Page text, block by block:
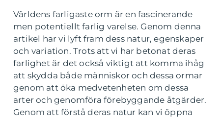
Världens farligaste orm är en fascinerande
men potentiellt farlig varelse. Genom denna
artikel har vi lyft fram dess natur, egenskaper
och variation. Trots att vi har betonat deras
farlighet är det också viktigt att komma ihåg
att skydda både människor och dessa ormar
genom att öka medvetenheten om dessa
arter och genomföra förebyggande åtgärder.
Genom att förstå deras natur kan vi öppna